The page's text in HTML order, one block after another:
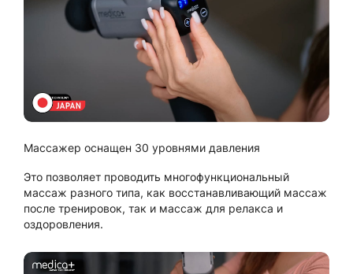
Массажер оснащен 30 уровнями давления
Это позволяет проводить многофункциональный
массаж разного типа, как восстанавливающий массаж
после тренировок, так и массаж для релакса и
оздоровления.